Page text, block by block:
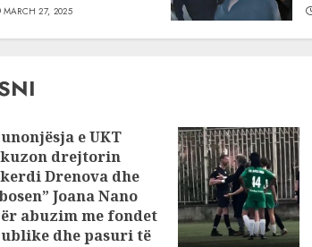
MARCH 27, 2025
e UKT
drejtorin
Drenova dhe
Joana Nano
abuzim me fondet
dhe pasuri të